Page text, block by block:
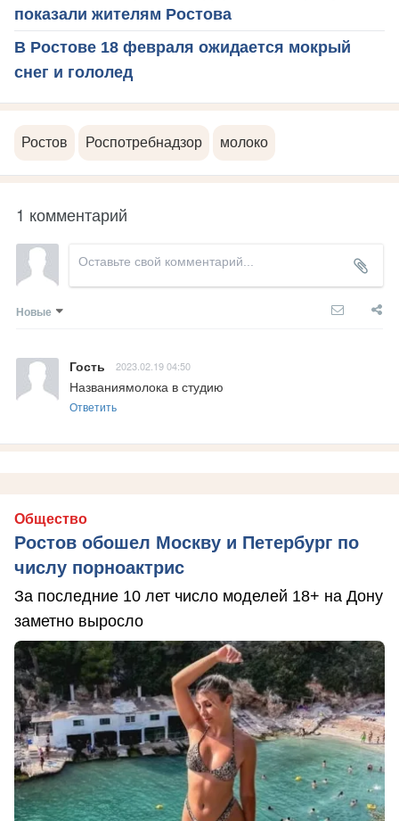
показали жителям Ростова
В Ростове 18 февраля ожидается мокрый
снег и гололед
Ростов Роспотребнадзор молоко
1 комментарий
Новые
Гость 2023.02.19 04:50
Названиямолока в студию
Ответить
Общество
Ростов обошел Москву и Петербург по
числу порноактрис
За последние 10 лет число моделей 18+ на Дону
заметно выросло